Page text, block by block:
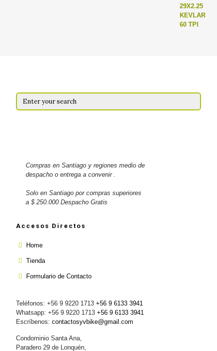
Compras en Santiago y regiones medio de
despacho o entrega a convenir .
Solo en Santiago por compras superiores
a $ 250.000 Despacho Gratis
Accesos Directos
Home
Tienda
Formulario de Contacto
Teléfonos: +56 9 9220 1713 +56 9 6133 3941
Whatsapp: +56 9 9220 1713 +56 9 6133 3941
Escríbenos: contactosyvbike@gmail.com
Condominio Santa Ana,
Paradero 29 de Lonquén,